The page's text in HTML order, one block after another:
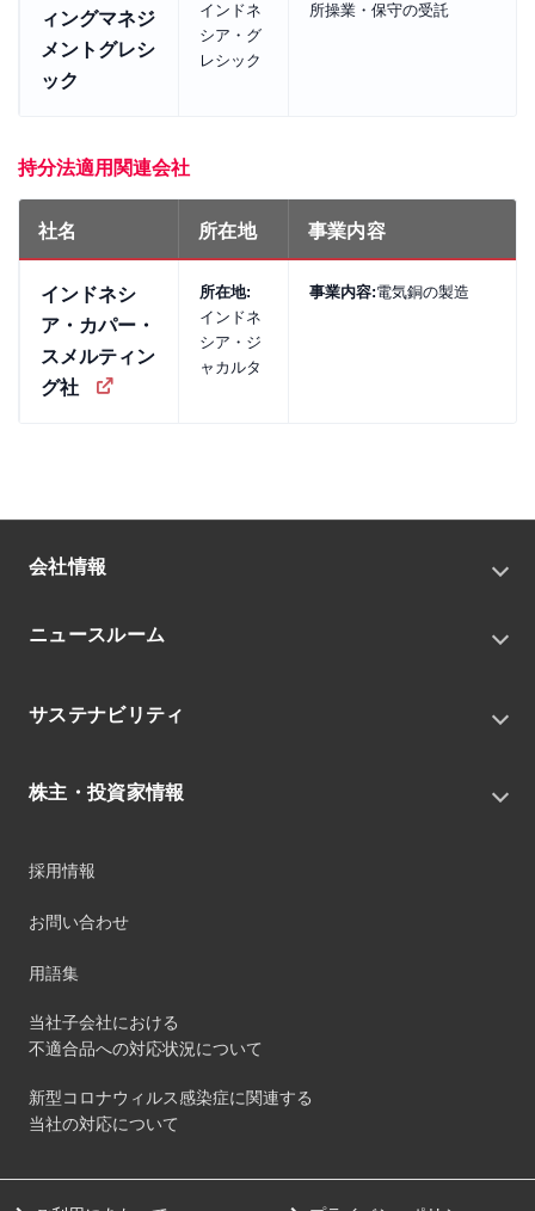
ィングマネジ
メントグレシ
ック
インドネ
シア・グ
レシック
所操業・保守の受託
持分法適用関連会社
社名 所在地 事業内容
インドネシ
ア・カパー・
スメルティン
グ社
所在地:
インドネ
シア・ジ
ャカルタ
事業内容:電気銅の製造
会社情報
会社概要
中期経営戦略
役員
事業
ニュースルーム
トピックス
IRニュース
サステナビリティ
環境
ガバナンス
マテリアリティ
サステナビリティデータ
第三者保証
社外団体への加盟
社外からの評価
ダイバーシティ・エクイティ&インクルージョン
株主・投資家情報
財務ハイライト
IRカレンダー
個人投資家のみなさまへ
採用情報
お問い合わせ
用語集
当社子会社における
不適合品への対応状況について
新型コロナウィルス感染症に関連する
当社の対応について